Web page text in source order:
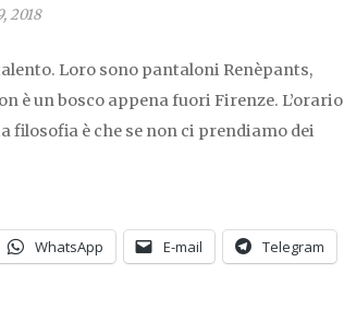
2018
Loro sono pantaloni Renèpants,
è un bosco appena fuori Firenze. L’orario
filosofia è che se non ci prendiamo dei
WhatsApp E-mail Telegram